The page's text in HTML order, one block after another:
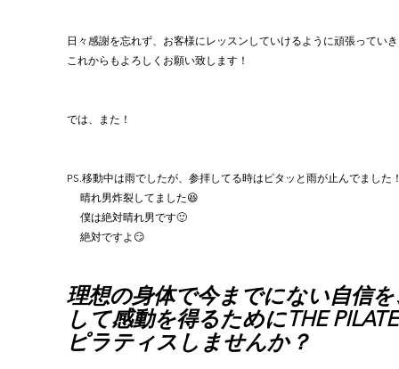
日々感謝を忘れず、お客様にレッスンしていけるように頑張ってい
これからもよろしくお願い致します！
では、また！
PS.移動中は雨でしたが、参拝してる時はピタッと雨が止んでました
     晴れ男炸裂してました😆
僕は絶対晴れ男です🙂
     絶対ですよ😏
理想の身体で今までにない自信
して感動を得るためにTHE
ピラティスしませんか？